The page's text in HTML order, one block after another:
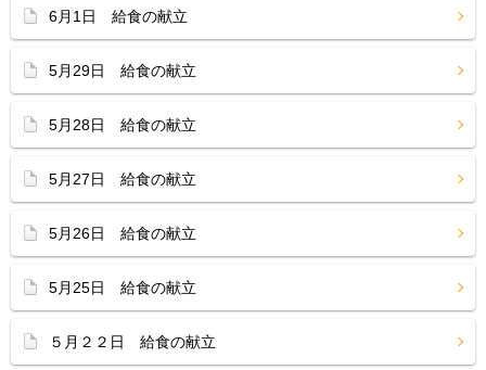
6月1日 給食の献立
5月29日 給食の献立
5月28日 給食の献立
5月27日 給食の献立
5月26日 給食の献立
5月25日 給食の献立
５月２２日 給食の献立